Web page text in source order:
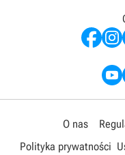
O nas
Polityka prywatności